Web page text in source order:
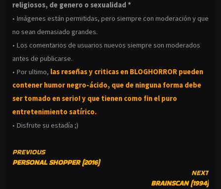
religiosos, de genero o sexualidad *
• Imágenes están permitidas, pero siempre con moderación y que
no sean demasiado grandes.
• Los comentarios de usuarios nuevos siempre son moderados
antes de publicarse.
• Por ultimo, las reseñas y criticas en BLOGHORROR pueden
contener humor negro-ácido, que de ninguna forma debe
ser tomado en serio! y que tienen como fin el puro
entretenimiento satírico.
• Disfrute su estadía ;)
CONTINUE
READING
PREVIOUS
PERSONAL SHOPPER (2016)
NEXT
BRAINSCAN (1994)